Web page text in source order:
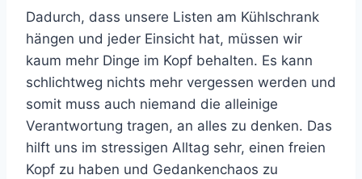
Dadurch, dass unsere Listen am Kühlschrank
hängen und jeder Einsicht hat, müssen wir
kaum mehr Dinge im Kopf behalten. Es kann
schlichtweg nichts mehr vergessen werden und
somit muss auch niemand die alleinige
Verantwortung tragen, an alles zu denken. Das
hilft uns im stressigen Alltag sehr, einen freien
Kopf zu haben und Gedankenchaos zu